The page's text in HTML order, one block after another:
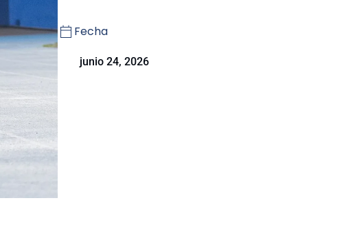
Fecha
junio 24, 2026